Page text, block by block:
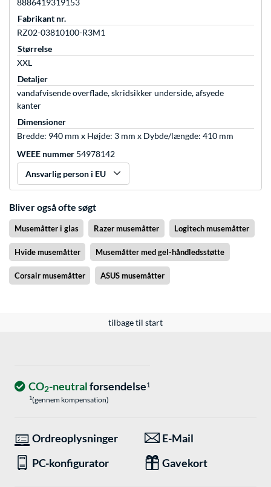
8886419319153
Fabrikant nr.
RZ02-03810100-R3M1
Størrelse
XXL
Detaljer
vandafvisende overflade, skridsikker underside, afsyede
kanter
Dimensioner
Bredde: 940 mm x Højde: 3 mm x Dybde/længde: 410 mm
WEEE nummer 54978142
Ansvarlig person i EU
Bliver også ofte søgt
Musemåtter i glas Razer musemåtter Logitech musemåtter
Hvide musemåtter Musemåtter med gel-håndledsstøtte
Corsair musemåtter ASUS musemåtter
tilbage til start
CO2-neutralforsendelse1
1(gennem kompensation)
Ordreoplysninger
E-Mail
PC-konfigurator
Gavekort